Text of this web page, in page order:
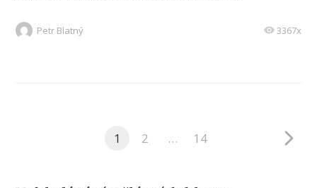
Petr Blatný 3367x
1 2 … 14